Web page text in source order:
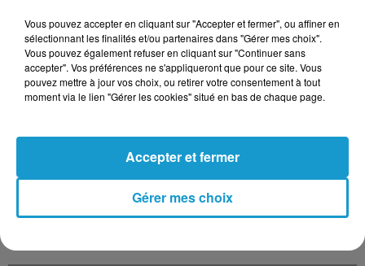
Organisateur*
Vous pouvez accepter en cliquant sur "Accepter et fermer", ou affiner en
sélectionnant les finalités et/ou partenaires dans "Gérer mes choix".
Vous pouvez également refuser en cliquant sur "Continuer sans
accepter". Vos préférences ne s'appliqueront que pour ce site. Vous
pouvez mettre à jour vos choix, ou retirer votre consentement à tout
moment via le lien "Gérer les cookies" situé en bas de chaque page.
Gérer mes choix
Accepter et fermer